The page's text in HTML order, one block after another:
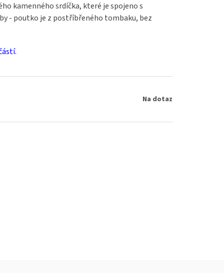
kamenného srdíčka, které je spojeno s
- poutko je z postříbřeného tombaku, bez
Na dotaz